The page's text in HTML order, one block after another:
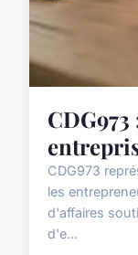
CDG973
les
d'affaires
d'e...